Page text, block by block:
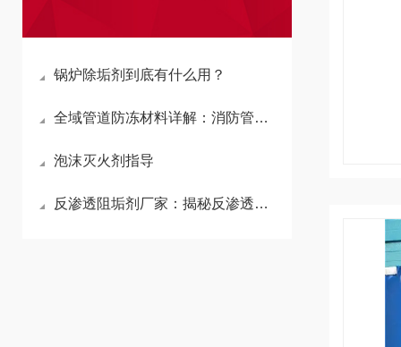
锅炉除垢剂到底有什么用？
全域管道防冻材料详解：消防管道防冻液与空气能防冻液作用原理、应用区别与选型技巧
泡沫灭火剂指导
反渗透阻垢剂厂家：揭秘反渗透阻垢剂的原理与作用